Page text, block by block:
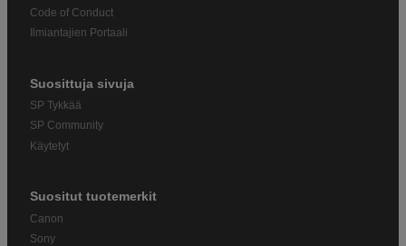
Code of Conduct
Ilmiantajien Portaali
Suosittuja sivuja
SP Tykkää
SP Community
Käytetyt
Suositut tuotemerkit
Canon
Sony